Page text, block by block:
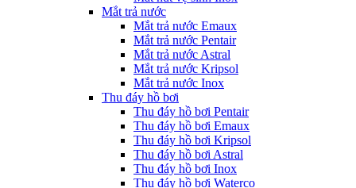
Mắt trả nước
Mắt trả nước Emaux
Mắt trả nước Pentair
Mắt trả nước Astral
Mắt trả nước Kripsol
Mắt trả nước Inox
Thu đáy hồ bơi
Thu đáy hồ bơi Pentair
Thu đáy hồ bơi Emaux
Thu đáy hồ bơi Kripsol
Thu đáy hồ bơi Astral
Thu đáy hồ bơi Inox
Thu đáy hồ bơi Waterco